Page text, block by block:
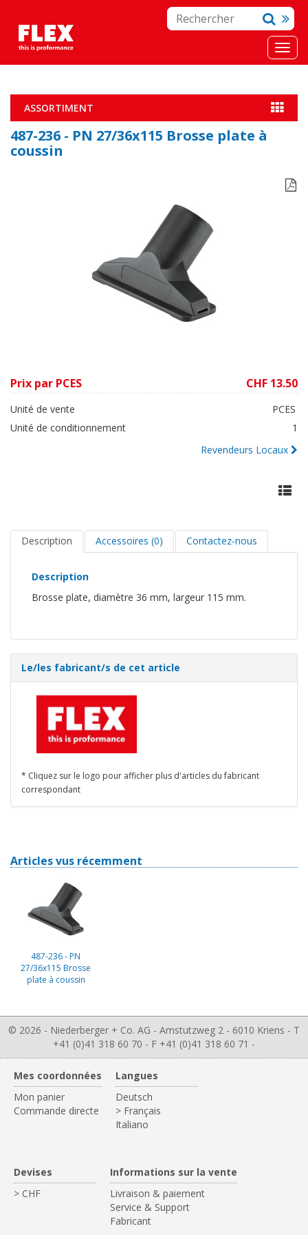
ASSORTIMENT
487-236 - PN 27/36x115 Brosse plate à
coussin

Prix par PCES CHF 13.50
Unité de vente
PCES
Unité de conditionnement
1
Revendeurs Locaux
Description Accessoires (0) Contactez-nous
Description
Brosse plate, diamètre 36 mm, largeur 115 mm.
Le/les fabricant/s de cet article
* Cliquez sur le logo pour afficher plus d'articles du fabricant
correspondant
Articles vus récemment
487-236 - PN
27/36x115 Brosse
plate à coussin
© 2026 - Niederberger + Co. AG - Amstutzweg 2 - 6010 Kriens - T
+41 (0)41 318 60 70 - F +41 (0)41 318 60 71 -
Mes coordonnées
Mon panier
Commande directe
Langues
Deutsch
> Français
Italiano
Devises
> CHF
Informations sur la vente
Livraison & paiement
Service & Support
Fabricant